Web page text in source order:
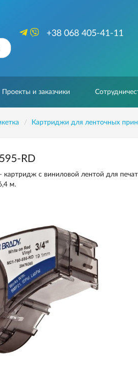
+38 068 405-41-11
Проекты и заказчики
Картриджи для ленточных
RD
с виниловой лентой для
м.